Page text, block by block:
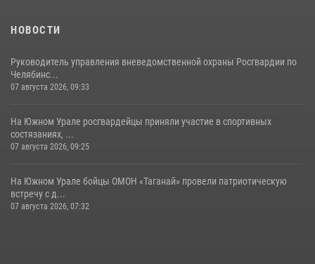
НОВОСТИ
Руководитель управления вневедомственной охраны Росгвардии по
Челябинс...
07 августа 2026, 09:33
На Южном Урале росгвардейцы приняли участие в спортивных
состязаниях, ...
07 августа 2026, 09:25
На Южном Урале бойцы ОМОН «Таганай» провели патриотическую
встречу с д...
07 августа 2026, 07:32